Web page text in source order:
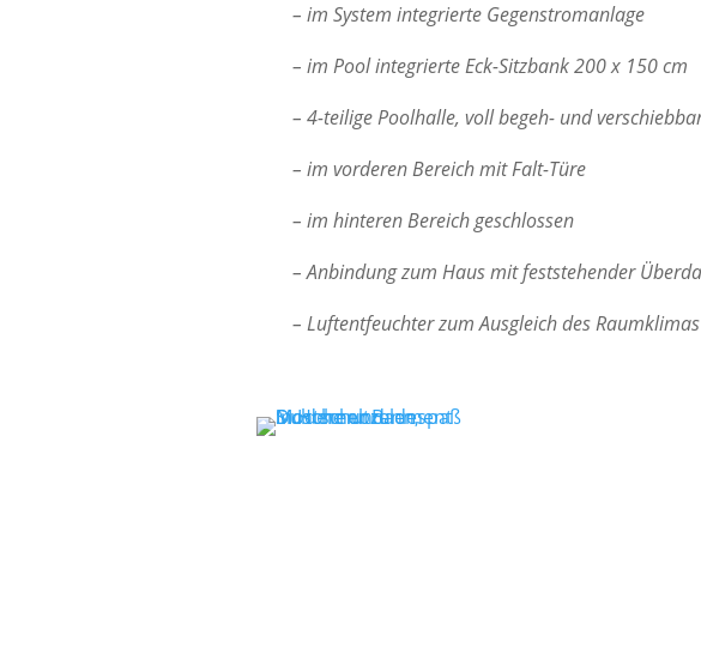
– im System integrierte Gegenstromanlage
– im Pool integrierte Eck-Sitzbank 200 x 150 cm
– 4-teilige Poolhalle, voll begeh- und
– im vorderen Bereich mit Falt-Türe
– im hinteren Bereich geschlossen
– Anbindung zum Haus mit feststehender
– Luftentfeuchter zum Ausgleich des Raumklimas